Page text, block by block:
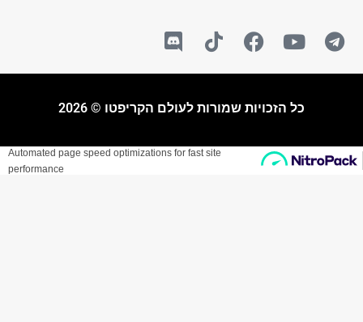
כל הזכויות שמורות לעולם הקריפטו © 2026